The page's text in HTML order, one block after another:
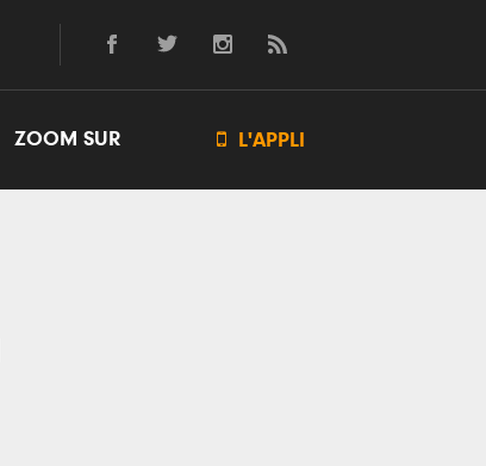
ZOOM SUR  L'APPLI